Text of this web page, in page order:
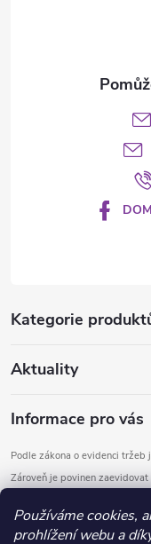
Používáme cookies,
prohlížení webu a
Kategorie
Aktuality
Informace pro vás
Podle zákona o evidenci
Zároveň je povinen